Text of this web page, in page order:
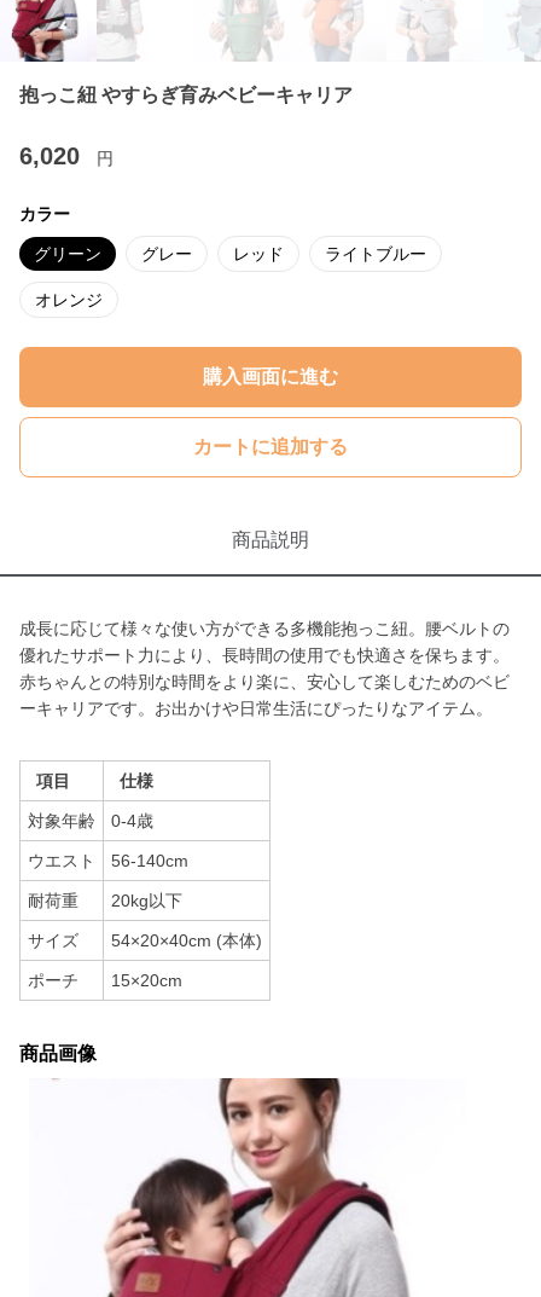
抱っこ紐 やすらぎ育みベビーキャリア
6,020 円
カラー
グリーン グレー レッド ライトブルー
オレンジ
購入画面に進む
カートに追加する
商品説明
成長に応じて様々な使い方ができる多機能抱っこ紐。腰ベルトの
優れたサポート力により、長時間の使用でも快適さを保ちます。
赤ちゃんとの特別な時間をより楽に、安心して楽しむためのベビ
ーキャリアです。お出かけや日常生活にぴったりなアイテム。
項目 仕様
対象年齢 0-4歳
ウエスト 56-140cm
耐荷重 20kg以下
サイズ 54×20×40cm (本体)
ポーチ 15×20cm
商品画像